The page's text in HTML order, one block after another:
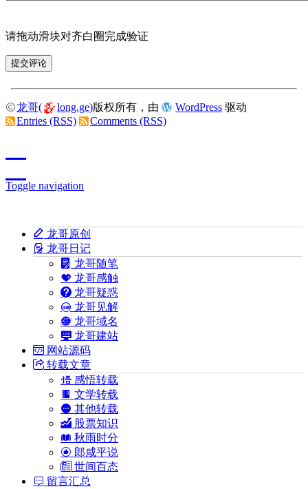
请拖动滑块对齐白圈完成验证
龙哥( long.ge)版权所有，由 WordPress 驱动
Entries (RSS)
Comments (RSS)
Toggle navigation
龙哥原创
龙哥日记
龙哥随笔
龙哥感触
龙哥疑惑
龙哥见解
龙哥域名
龙哥建站
网站源码
转载文章
感悟转载
文学转载
其他转载
股票知识
秋雨时分
郎咸平说
世间百态
留言汇总